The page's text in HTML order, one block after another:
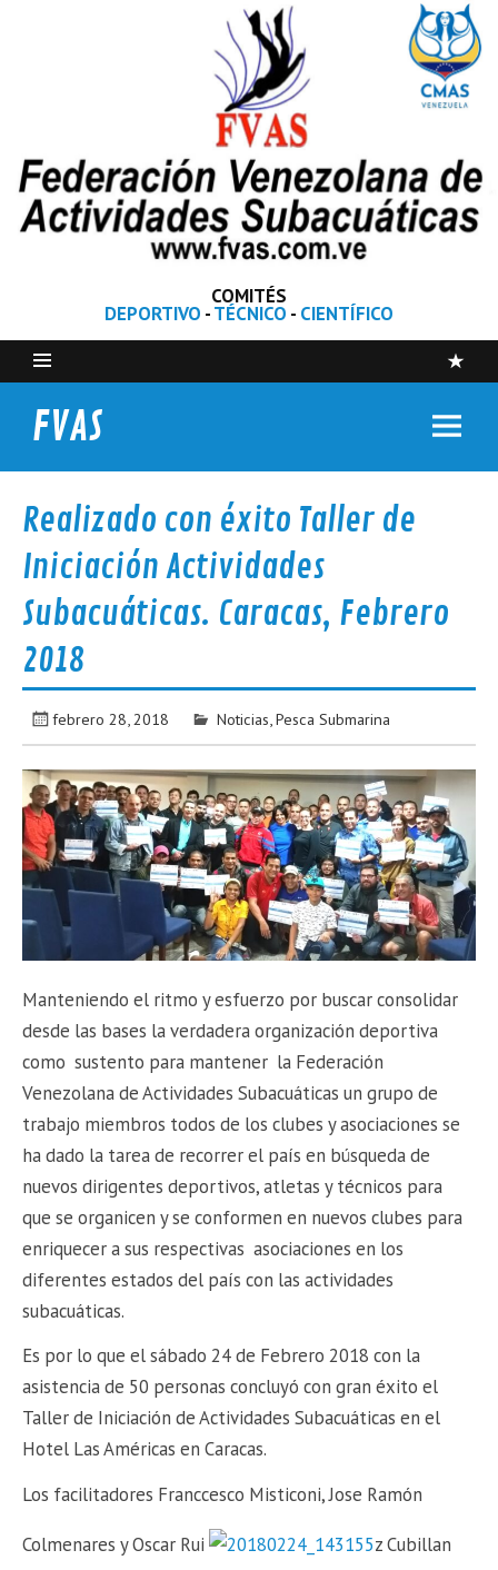
COMITÉS
DEPORTIVO -TÉCNICO - CIENTÍFICO
FVAS
Realizado con éxito Taller de
Iniciación Actividades
Subacuáticas. Caracas, Febrero
2018
febrero 28, 2018 Noticias Pesca Submarina
Manteniendo el ritmo y esfuerzo por buscar consolidar
desde las bases la verdadera organización deportiva
como sustento para mantener la Federación
Venezolana de Actividades Subacuáticas un grupo de
trabajo miembros todos de los clubes y asociaciones se
ha dado la tarea de recorrer el país en búsqueda de
nuevos dirigentes deportivos, atletas y técnicos para
que se organicen y se conformen en nuevos clubes para
enriquecer a sus respectivas asociaciones en los
diferentes estados del país con las actividades
subacuáticas.
Es por lo que el sábado 24 de Febrero 2018 con la
asistencia de 50 personas concluyó con gran éxito el
Taller de Iniciación de Actividades Subacuáticas en el
Hotel Las Américas en Caracas.
Los facilitadores Franccesco Misticoni, Jose Ramón
Colmenares y Oscar Rui z Cubillan